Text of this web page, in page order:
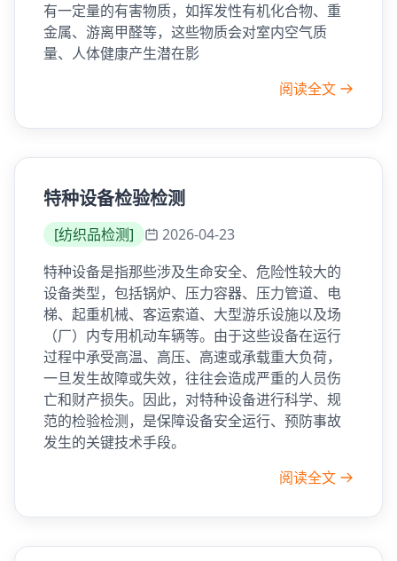
有一定量的有害物质，如挥发性有机化合物、重
金属、游离甲醛等，这些物质会对室内空气质
量、人体健康产生潜在影
阅读全文
特种设备检验检测
[纺织品检测]
2026-04-23
特种设备是指那些涉及生命安全、危险性较大的
设备类型，包括锅炉、压力容器、压力管道、电
梯、起重机械、客运索道、大型游乐设施以及场
（厂）内专用机动车辆等。由于这些设备在运行
过程中承受高温、高压、高速或承载重大负荷，
一旦发生故障或失效，往往会造成严重的人员伤
亡和财产损失。因此，对特种设备进行科学、规
范的检验检测，是保障设备安全运行、预防事故
发生的关键技术手段。
阅读全文